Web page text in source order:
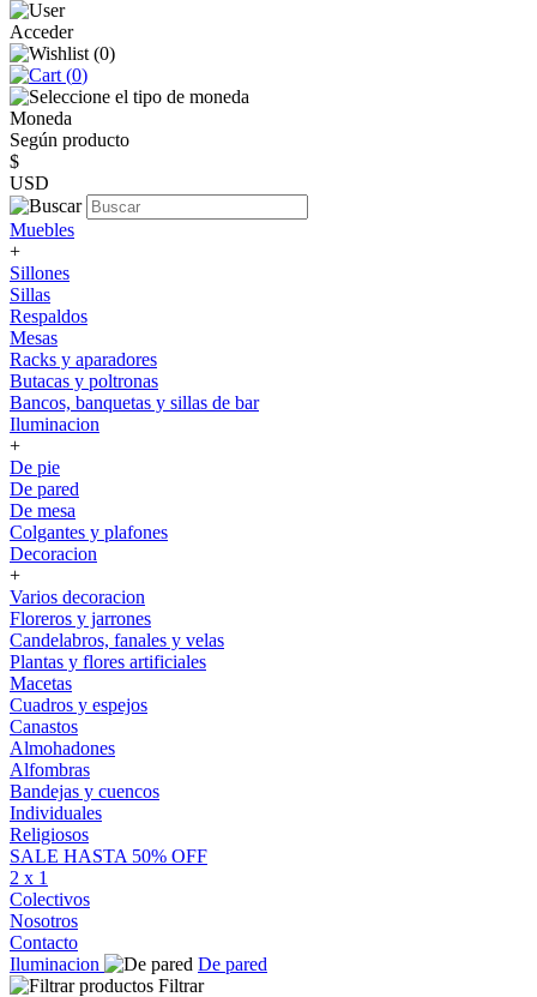
Acceder
(0)
(0)
Moneda
Según producto
$
USD
Muebles
+
Sillones
Sillas
Respaldos
Mesas
Racks y aparadores
Butacas y poltronas
Bancos, banquetas y sillas de bar
Iluminacion
+
De pie
De pared
De mesa
Colgantes y plafones
Decoracion
+
Varios decoracion
Floreros y jarrones
Candelabros, fanales y velas
Plantas y flores artificiales
Macetas
Cuadros y espejos
Canastos
Almohadones
Alfombras
Bandejas y cuencos
Individuales
Religiosos
SALE HASTA 50% OFF
2 x 1
Colectivos
Nosotros
Contacto
Iluminacion
De pared
Filtrar